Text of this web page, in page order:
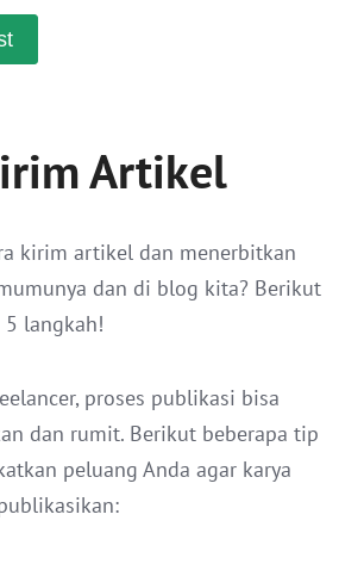
Artikel
kirim artikel dan menerbitkan
dan di blog kita? Berikut
5 langkah!
proses publikasi bisa
dan rumit. Berikut beberapa tip
peluang Anda agar karya